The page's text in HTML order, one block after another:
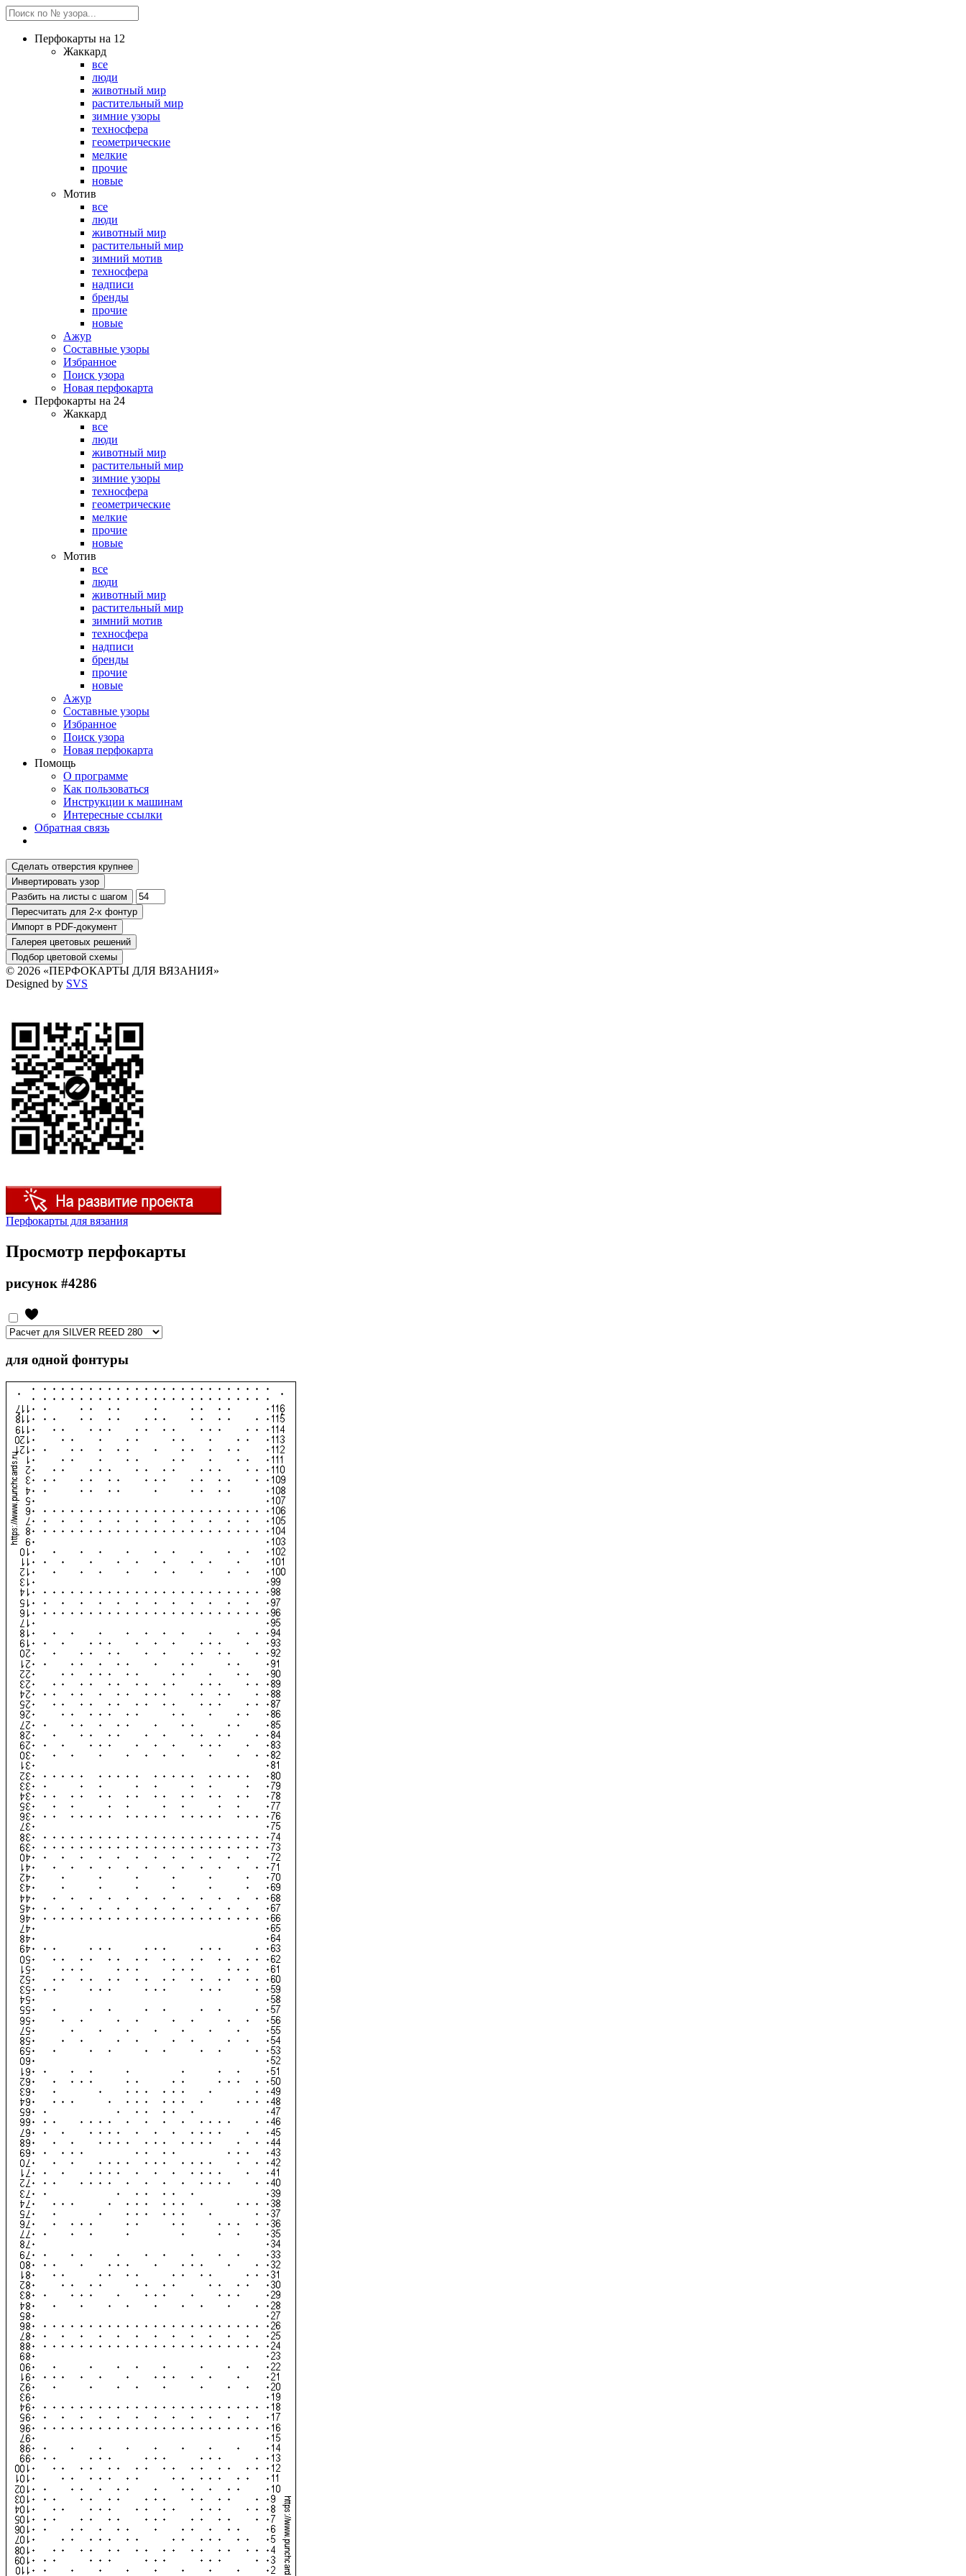
Перфокарты на 12
Жаккард
все
люди
животный мир
растительный мир
зимние узоры
техносфера
геометрические
мелкие
прочие
новые
Мотив
все
люди
животный мир
растительный мир
зимний мотив
техносфера
надписи
бренды
прочие
новые
Ажур
Составные узоры
Избранное
Поиск узора
Новая перфокарта
Перфокарты на 24
Жаккард
все
люди
животный мир
растительный мир
зимние узоры
техносфера
геометрические
мелкие
прочие
новые
Мотив
все
люди
животный мир
растительный мир
зимний мотив
техносфера
надписи
бренды
прочие
новые
Ажур
Составные узоры
Избранное
Поиск узора
Новая перфокарта
Помощь
О программе
Как пользоваться
Инструкции к машинам
Интересные ссылки
Обратная связь
© 2026 «ПЕРФОКАРТЫ ДЛЯ ВЯЗАНИЯ»
Designed by SVS
Перфокарты для вязания
Просмотр перфокарты
рисунок #4286
для одной фонтуры